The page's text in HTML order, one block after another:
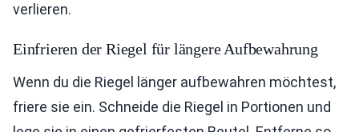
verlieren.
Einfrieren der Riegel für längere Aufbewahrung
Wenn du die Riegel länger aufbewahren möchtest,
friere sie ein. Schneide die Riegel in Portionen und